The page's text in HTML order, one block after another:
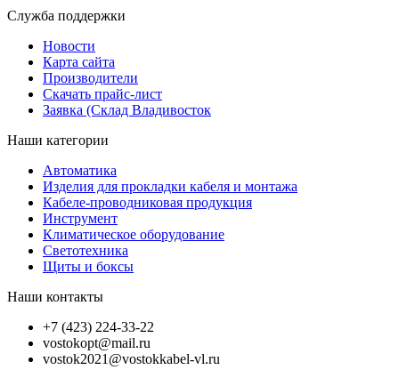
Служба поддержки
Новости
Карта сайта
Производители
Скачать прайс-лист
Заявка (Склад Владивосток
Наши категории
Автоматика
Изделия для прокладки кабеля и монтажа
Кабеле-проводниковая продукция
Инструмент
Климатическое оборудование
Светотехника
Щиты и боксы
Наши контакты
+7 (423) 224-33-22
vostokopt@mail.ru
vostok2021@vostokkabel-vl.ru